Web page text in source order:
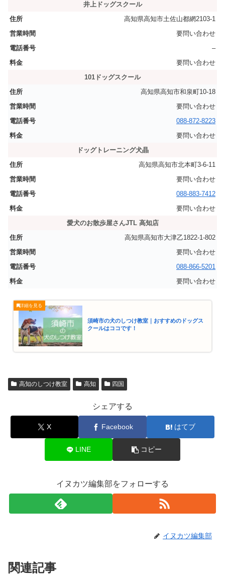
井上ドッグスクール
高知県高知市土佐山都網2103-1
要問い合わせ
–
要問い合わせ
101ドッグスクール
高知県高知市和泉町10-18
要問い合わせ
088-872-8223
要問い合わせ
ドッグトレーニング犬晶
高知県高知市北本町3-6-11
要問い合わせ
088-883-7412
要問い合わせ
愛犬のお散歩屋さんJTL 高知店
高知県高知市大津乙1822-1-802
要問い合わせ
088-866-5201
要問い合わせ
須崎市の犬のしつけ教室｜おすすめのドッグス
クールはココです！
高知のしつけ教室 高知 四国
シェアする
X Facebook はてブ
LINE コピー
イヌカツ編集部をフォローする
イヌカツ編集部
関連記事